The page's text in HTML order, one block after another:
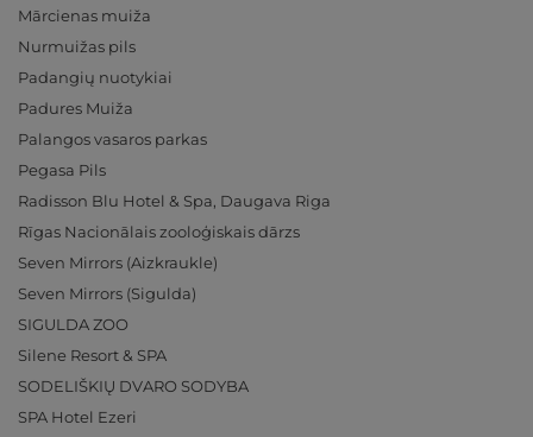
Mārcienas muiža
Nurmuižas pils
Padangių nuotykiai
Padures Muiža
Palangos vasaros parkas
Pegasa Pils
Radisson Blu Hotel & Spa, Daugava Riga
Rīgas Nacionālais zooloģiskais dārzs
Seven Mirrors (Aizkraukle)
Seven Mirrors (Sigulda)
SIGULDA ZOO
Silene Resort & SPA
SODELIŠKIŲ DVARO SODYBA
SPA Hotel Ezeri